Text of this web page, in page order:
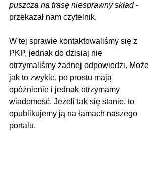
puszcza na trasę niesprawny skład -
przekazał nam czytelnik.
W tej sprawie kontaktowaliśmy się z
PKP, jednak do dzisiaj nie
otrzymaliśmy żadnej odpowiedzi. Może
jak to zwykle, po prostu mają
opóźnienie i jednak otrzymamy
wiadomość. Jeżeli tak się stanie, to
opublikujemy ją na łamach naszego
portalu.